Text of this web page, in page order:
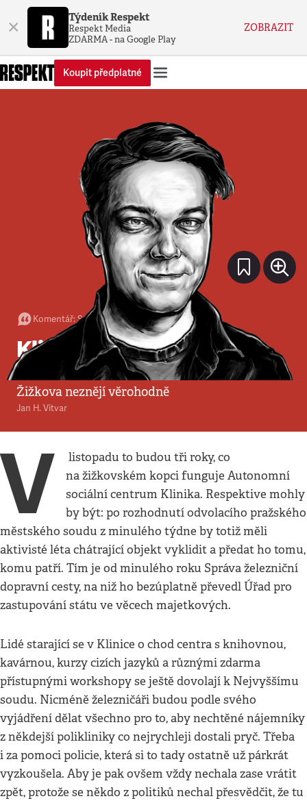
× Týdeník Respekt
Respekt Media
ZDARMA - na Google Play
ZOBRAZIT
Koupit předplatné
Komentář:Společnost•9. 9. 2017•3minuty
Klinická smrt
Důvody pro vyhnání autonomního centra ze
Žižkova neznějí věrohodně
Jan H. Vitvar
V
listopadu to budou tři roky, co
na žižkovském kopci funguje Autonomní
sociální centrum Klinika. Respektive mohly
by být: po rozhodnutí odvolacího pražského
městského soudu z minulého týdne by totiž měli
aktivisté léta chátrající objekt vyklidit a předat ho tomu,
komu patří. Tím je od minulého roku Správa železniční
dopravní cesty, na niž ho bezúplatně převedl Úřad pro
zastupování státu ve věcech majetkových.
Lidé starající se v Klinice o chod centra s knihovnou,
kavárnou, kurzy cizích jazyků a různými zdarma
přístupnými workshopy se ještě dovolají k Nejvyššímu
soudu. Nicméně železničáři budou podle svého
vyjádření dělat všechno pro to, aby nechtěné nájemníky
z někdejší polikliniky co nejrychleji dostali pryč. Třeba
i za pomoci policie, která si to tady ostatně už párkrát
vyzkoušela. Aby je pak ovšem vždy nechala zase vrátit
zpět, protože se někdo z politiků nechal přesvědčit, že tu